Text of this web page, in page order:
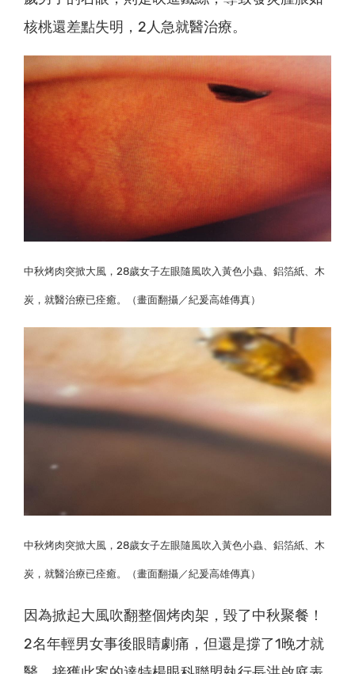
核桃還差點失明，2人急就醫治療。
中秋烤肉突掀大風，28歲女子左眼隨風吹入黃色小蟲、鋁箔紙、木
炭，就醫治療已痊癒。（畫面翻攝／紀爰高雄傳真）
中秋烤肉突掀大風，28歲女子左眼隨風吹入黃色小蟲、鋁箔紙、木
炭，就醫治療已痊癒。（畫面翻攝／紀爰高雄傳真）
因為掀起大風吹翻整個烤肉架，毀了中秋聚餐！
2名年輕男女事後眼睛劇痛，但還是撐了1晚才就